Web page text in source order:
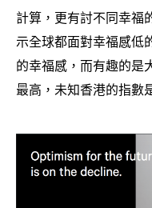
計算 ， 更有討不同幸福
示全球都面對幸福感低
的幸福感 ， 而有趣的是
最高 ， 未知香港的指數